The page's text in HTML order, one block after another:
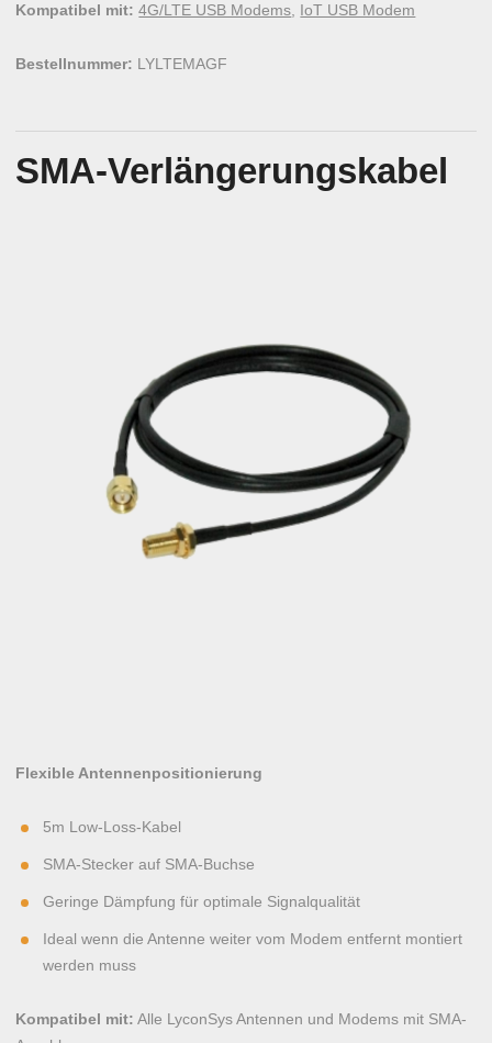
Kompatibel mit: 4G/LTE USB Modems, IoT USB Modem
Bestellnummer: LYLTEMAGF
SMA-Verlängerungskabel
Flexible Antennenpositionierung
5m Low-Loss-Kabel
SMA-Stecker auf SMA-Buchse
Geringe Dämpfung für optimale Signalqualität
Ideal wenn die Antenne weiter vom Modem entfernt montiert
werden muss
Kompatibel mit: Alle LyconSys Antennen und Modems mit SMA-